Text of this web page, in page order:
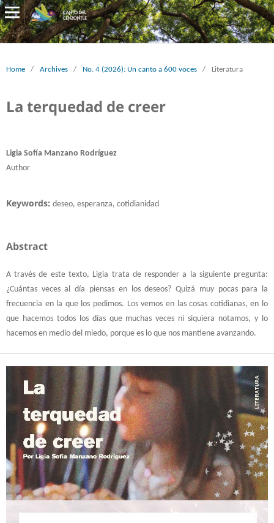
Home / Archives / No. 4 (2026): Un canto a 600 voces / Literatura
La terquedad de creer
Ligia Sofía Manzano Rodríguez
Author
Keywords: deseo, esperanza, cotidianidad
Abstract
A través de este texto, Ligia trata de responder a la siguiente pregunta:
¿Cuántas veces al día piensas en los deseos? Quizá muy pocas para la
frecuencia en la que los pedimos. Los vemos en las cosas cotidianas, en lo
que hacemos todos los días que muchas veces ni siquiera notamos, y lo
hacemos en medio del miedo, porque es lo que nos mantiene avanzando.